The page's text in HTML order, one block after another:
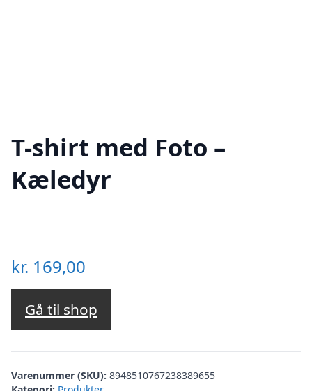
T-shirt med Foto –
Kæledyr
kr. 169,00
Gå til shop
Varenummer (SKU): 8948510767238389655